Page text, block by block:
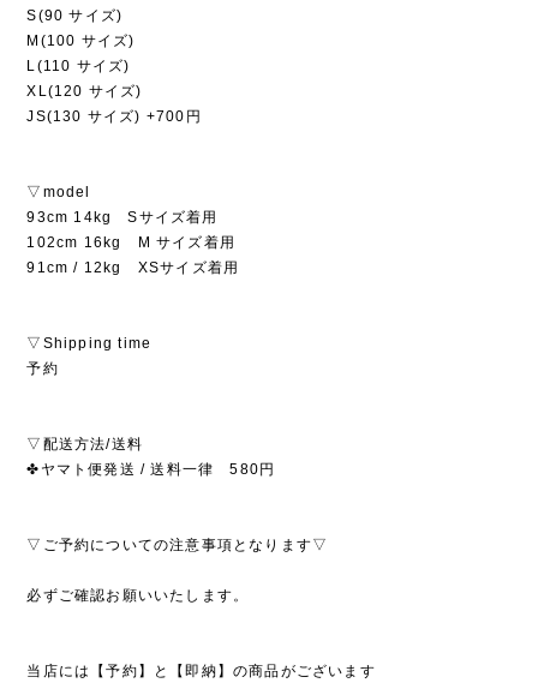
S(90 サイズ)
M(100 サイズ)
L(110 サイズ)
XL(120 サイズ)
JS(130 サイズ) +700円
▽model
93cm 14kg Sサイズ着用
102cm 16kg M サイズ着用
91cm / 12kg XSサイズ着用
▽Shipping time
予約
▽配送方法/送料
✤ヤマト便発送 / 送料一律 580円
▽ご予約についての注意事項となります▽
必ずご確認お願いいたします。
当店には【予約】と【即納】の商品がございます